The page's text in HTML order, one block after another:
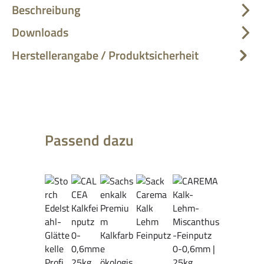
Beschreibung
Downloads
Herstellerangabe / Produktsicherheit
Produktgalerie überspringen
Passend dazu